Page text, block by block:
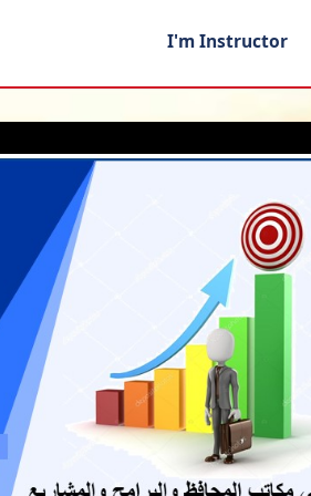
I'm Instructor